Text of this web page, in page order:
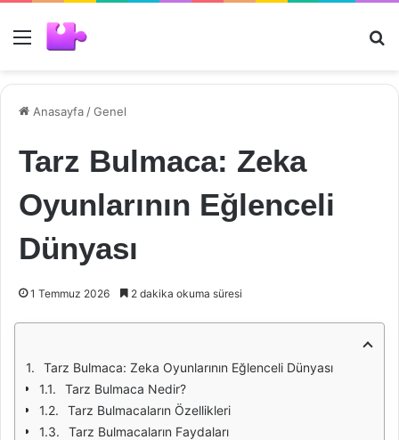
Menü
Anasayfa /Genel
Tarz Bulmaca: Zeka
Oyunlarının Eğlenceli
Dünyası
1 Temmuz 2026 2 dakika okuma süresi
Tarz Bulmaca: Zeka Oyunlarının Eğlenceli Dünyası
Tarz Bulmaca Nedir?
Tarz Bulmacaların Özellikleri
Tarz Bulmacaların Faydaları